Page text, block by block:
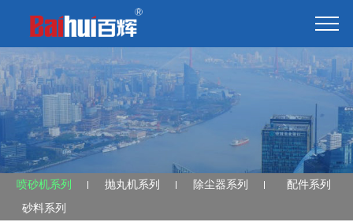
喷砂机系列 抛丸机系列 除尘器系列
配件系列
砂料系列